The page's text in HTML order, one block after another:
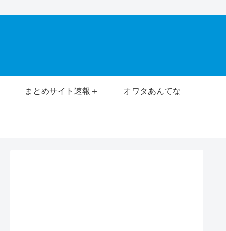
まとめサイト速報＋ オワタあんてな